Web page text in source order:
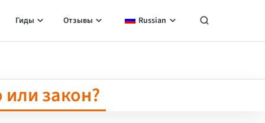
Гиды Отзывы Russian
закон?